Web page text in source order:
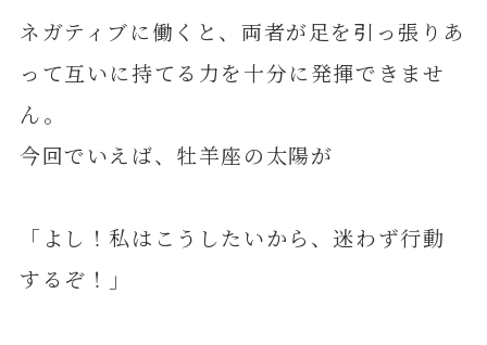
ネガティブに働くと、両者が足を引っ張りあ
って互いに持てる力を十分に発揮できませ
ん。
今回でいえば、牡羊座の太陽が
「よし！私はこうしたいから、迷わず行動
するぞ！」